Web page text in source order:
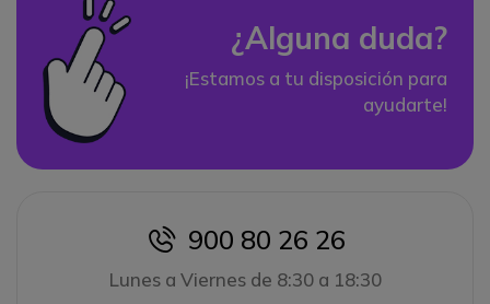
¿Alguna duda?
¡Estamos a tu disposición para
ayudarte!
icon
900 80 26 26
Lunes a Viernes de 8:30 a 18:30